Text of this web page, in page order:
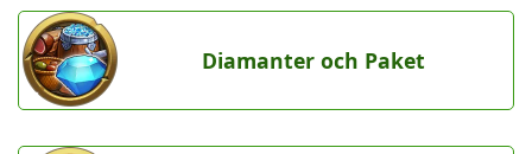
Diamanter och Paket